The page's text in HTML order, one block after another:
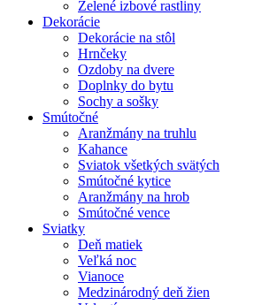
Zelené izbové rastliny
Dekorácie
Dekorácie na stôl
Hrnčeky
Ozdoby na dvere
Doplnky do bytu
Sochy a sošky
Smútočné
Aranžmány na truhlu
Kahance
Sviatok všetkých svätých
Smútočné kytice
Aranžmány na hrob
Smútočné vence
Sviatky
Deň matiek
Veľká noc
Vianoce
Medzinárodný deň žien